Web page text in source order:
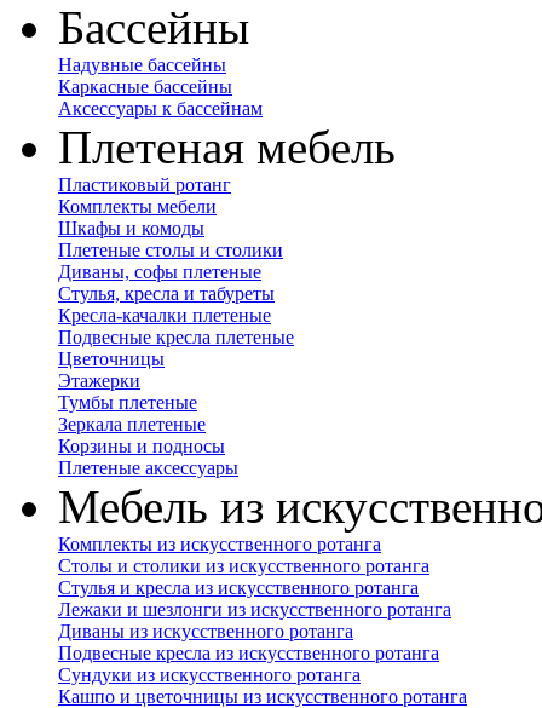
Бассейны
Надувные бассейны
Каркасные бассейны
Аксессуары к бассейнам
Плетеная мебель
Пластиковый ротанг
Комплекты мебели
Шкафы и комоды
Плетеные столы и столики
Диваны, софы плетеные
Стулья, кресла и табуреты
Кресла-качалки плетеные
Подвесные кресла плетеные
Цветочницы
Этажерки
Тумбы плетеные
Зеркала плетеные
Корзины и подносы
Плетеные аксессуары
Мебель из
Комплекты из искусственного ротанга
Столы и столики из искусственного ротанга
Стулья и кресла из искусственного ротанга
Лежаки и шезлонги из искусственного ротанга
Диваны из искусственного ротанга
Подвесные кресла из искусственного ротанга
Сундуки из искусственного ротанга
Кашпо и цветочницы из искусственного ротанга